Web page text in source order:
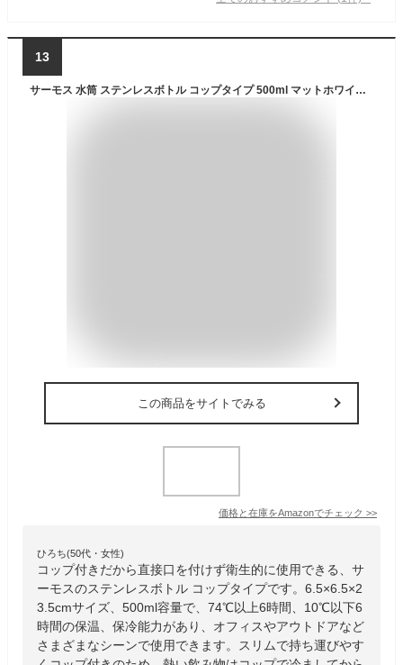
13
サーモス 水筒 ステンレスボトル コップタイプ 500ml マットホワイト FFM-502 MTWH
この商品をサイトでみる
価格と在庫をAmazonでチェック >>
ひろち(50代・女性)
コップ付きだから直接口を付けず衛生的に使用できる、サ
ーモスのステンレスボトル コップタイプです。6.5×6.5×2
3.5cmサイズ、500ml容量で、74℃以上6時間、10℃以下6
時間の保温、保冷能力があり、オフィスやアウトドアなど
さまざまなシーンで使用できます。スリムで持ち運びやす